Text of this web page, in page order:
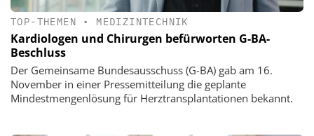
TOP-THEMEN • MEDIZINTECHNIK
Kardiologen und Chirurgen befürworten G-BA-
Beschluss
Der Gemeinsame Bundesausschuss (G-BA) gab am 16.
November in einer Pressemitteilung die geplante
Mindestmengenlösung für Herztransplantationen bekannt.